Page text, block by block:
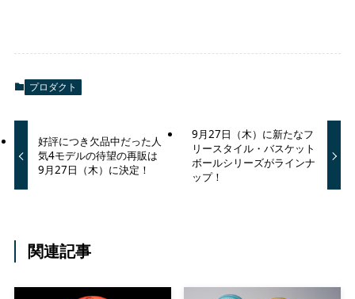
プロダクト
好評につき欠品中だった人
気4モデルの待望の再販は
9月27日（木）に決定！
9月27日（木）に新たなフ
リースタイル・バスケット
ボールシリーズがラインナ
ップ！
関連記事